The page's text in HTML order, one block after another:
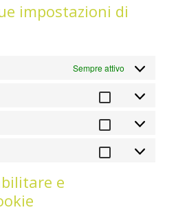
impostazioni di
Sempre attivo
e